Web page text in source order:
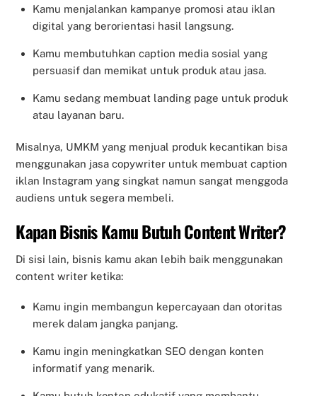
Kamu menjalankan kampanye promosi atau iklan
digital yang berorientasi hasil langsung.
Kamu membutuhkan caption media sosial yang
persuasif dan memikat untuk produk atau jasa.
Kamu sedang membuat landing page untuk produk
atau layanan baru.
Misalnya, UMKM yang menjual produk kecantikan bisa
menggunakan jasa copywriter untuk membuat caption
iklan Instagram yang singkat namun sangat menggoda
audiens untuk segera membeli.
Kapan Bisnis Kamu Butuh Content Writer?
Di sisi lain, bisnis kamu akan lebih baik menggunakan
content writer ketika:
Kamu ingin membangun kepercayaan dan otoritas
merek dalam jangka panjang.
Kamu ingin meningkatkan SEO dengan konten
informatif yang menarik.